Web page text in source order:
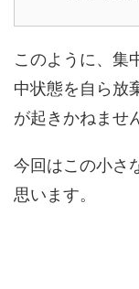
このように、集
中状態を自ら放
が起きかねませ
今回はこの小さ
思います。